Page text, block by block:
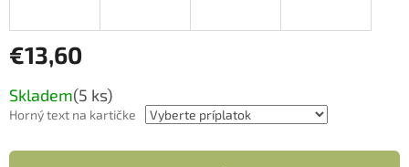
€13,60
Jednotková
cena:
Skladem(5 ks)
Horný text na kartičke